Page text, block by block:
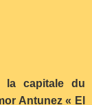
la capitale du
Antunez « El